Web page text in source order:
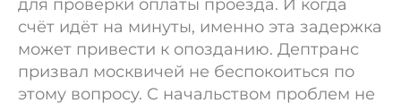
для проверки оплаты проезда. И когда
счёт идёт на минуты, именно эта задержка
может привести к опозданию. Дептранс
призвал москвичей не беспокоиться по
этому вопросу. С начальством проблем не